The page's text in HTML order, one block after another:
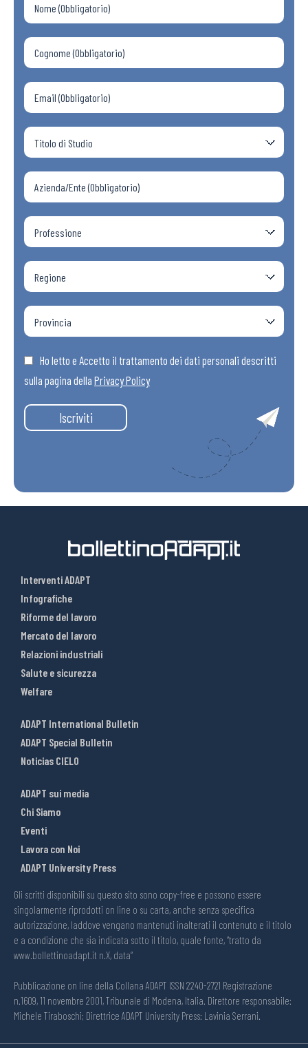
Ho letto e Accetto il trattamento dei dati personali descritti
sulla pagina della Privacy Policy
Iscriviti
Interventi ADAPT
Infografiche
Riforme del lavoro
Mercato del lavoro
Relazioni industriali
Salute e sicurezza
Welfare
ADAPT International Bulletin
ADAPT Special Bulletin
Noticias CIELO
ADAPT sui media
Chi Siamo
Eventi
Lavora con Noi
ADAPT University Press
Gli scritti disponibili su questo sito sono copy-free e possono essere
singolarmente riprodotti on line o su carta, anche senza specifica
autorizzazione, laddove vengano mantenuti inalterati il contenuto e il titolo
e a condizione che sia indicata sotto il titolo, quale fonte, “tratto da
www.bollettinoadapt.it n.X, data“
Pubblicazione on line della Collana ADAPT ISSN 2240-2721 Registrazione
n.1609, 11 novembre 2001, Tribunale di Modena, Italia. Direttore responsabile:
Michele Tiraboschi; Direttrice ADAPT University Press: Lavinia Serrani.